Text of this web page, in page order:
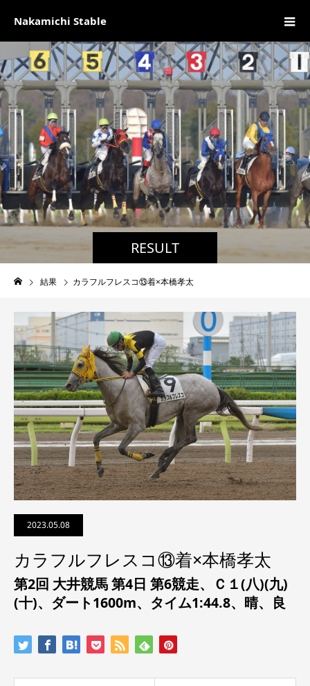
Nakamichi Stable
RESULT
結果 カラフルフレスコ⑬着×本橋孝太
2023.05.08
カラフルフレスコ⑬着×本橋孝太
第2回 大井競馬 第4日 第6競走、
Ｃ１(八)(九)
(十)、ダート1600m、タイム1:44.8、晴、良